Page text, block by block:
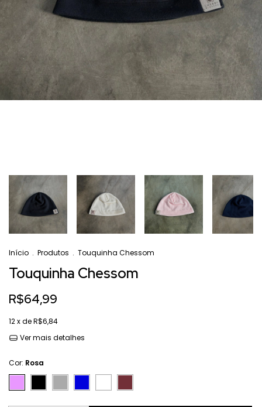
Início . Produtos . Touquinha Chessom
Touquinha Chessom
R$64,99
12x deR$6,84
Ver mais detalhes
Cor: Rosa